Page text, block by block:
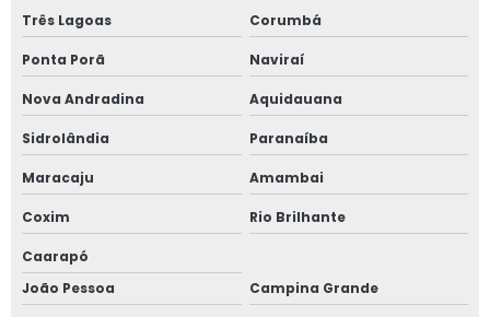
Três Lagoas Corumbá
Ponta Porã Naviraí
Nova Andradina Aquidauana
Sidrolândia Paranaíba
Maracaju Amambai
Coxim Rio Brilhante
Caarapó
João Pessoa
Campina Grande